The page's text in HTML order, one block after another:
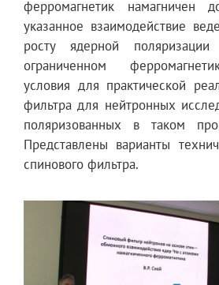
ферромагнетик намагничен
указанное взаимодействие
росту ядерной
ограниченном
условия для практической
фильтра для нейтронных
поляризованных в таком
Представлены варианты
спинового фильтра.